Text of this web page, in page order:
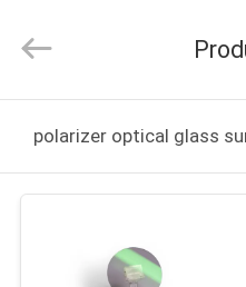
PRODUCTEN
ONGEVEER
Shadow
Technology
Rights
polarizer optical glass